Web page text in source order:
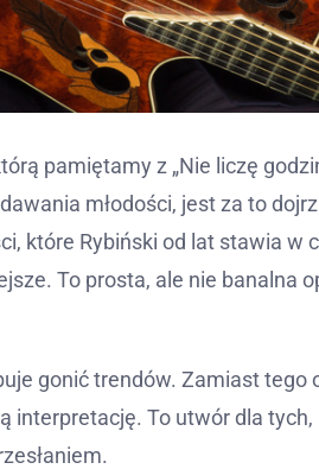
pamiętamy z „Nie liczę
młodości, jest za to
które Rybiński od lat stawia w
To prosta, ale nie banalna
gonić trendów. Zamiast tego
interpretację. To utwór dla